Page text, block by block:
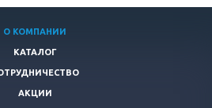
О КОМПАНИИ
КАТАЛОГ
АКЦИИ